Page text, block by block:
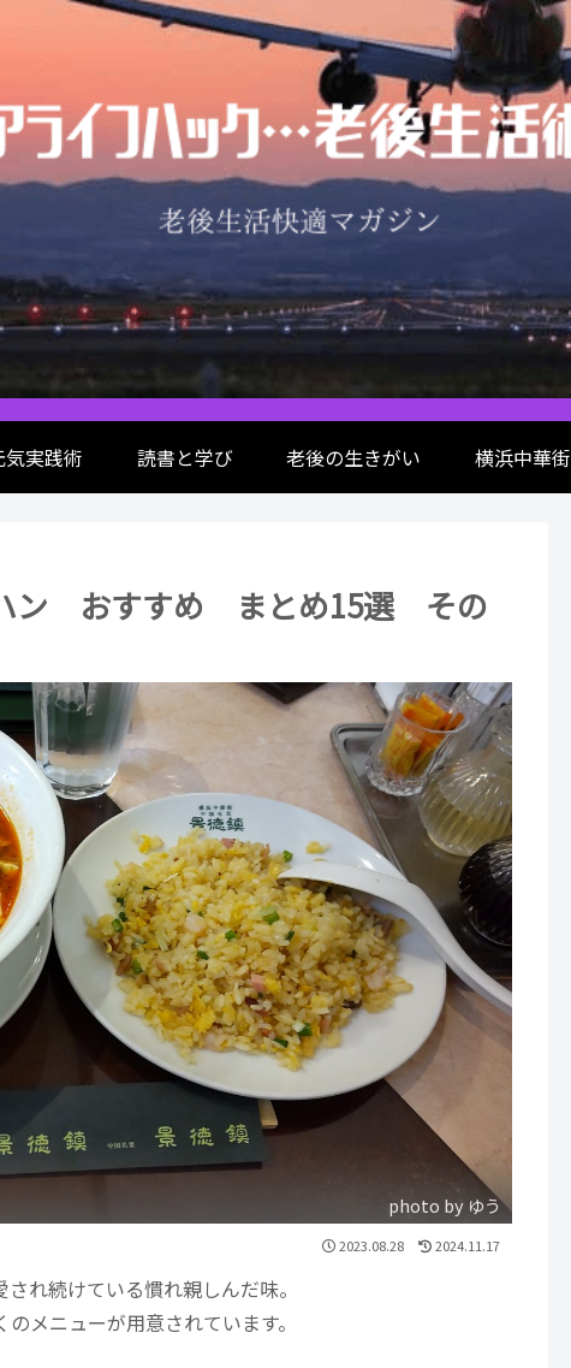
実践術 読書と学び 老後の生きがい 横浜中華街
ン おすすめ まとめ15選 その
photo by ゆう
2023.08.28 2024.11.17
れ続けている慣れ親しんだ味。
メニューが用意されています。